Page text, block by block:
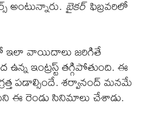
అంటున్నారు.బైకర్ఫిబ్రవరిలో
వాయిదాలు జరిగితే
ఇంట్రస్ట్ తగ్గిపోతుంది. ఈ
పడాల్సిందే. శర్వానంద్ మనమే
ఈ రెండు సినిమాలు చేశాడు.